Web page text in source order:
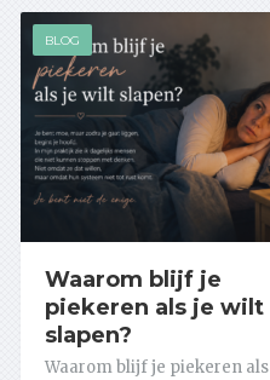
BLOG
Waarom blijf je
piekeren als je wilt
slapen?
Waarom blijf je piekeren